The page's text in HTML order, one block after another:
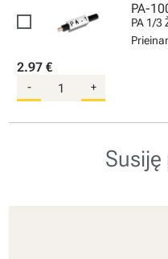
PA-
PA 1/3
2.97 €
- +